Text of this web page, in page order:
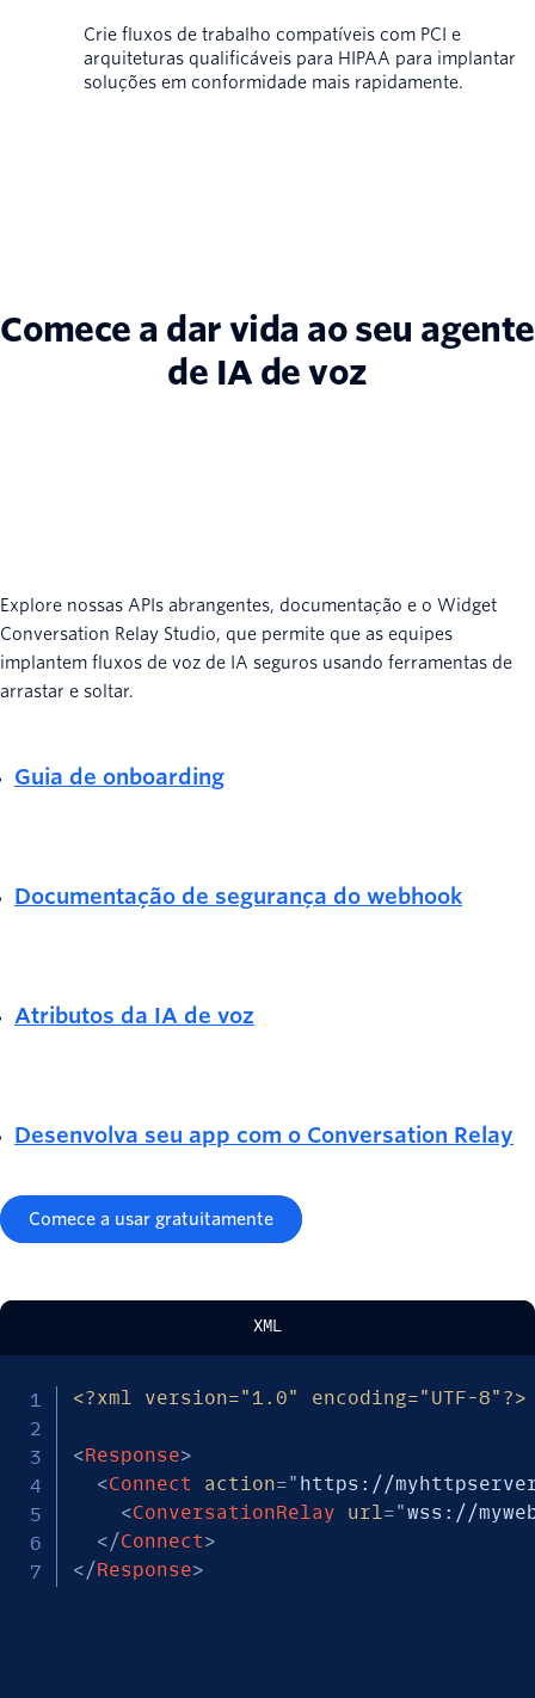
Crie fluxos de trabalho compatíveis com PCI e
arquiteturas qualificáveis para HIPAA para implantar
soluções em conformidade mais rapidamente.
Comece a dar vida ao seu agente
de IA de voz
Explore nossas APIs abrangentes, documentação e o Widget
Conversation Relay Studio, que permite que as equipes
implantem fluxos de voz de IA seguros usando ferramentas de
arrastar e soltar.
Guia de onboarding
Documentação de segurança do webhook
Atributos da IA de voz
Desenvolva seu app com o Conversation Relay
Comece a usar gratuitamente
XML
<?xml version="1.0" encoding="UTF-8"?>
<Response>
<Connect action=" https://
<ConversationRelay url="wss://
</Connect>
</Response>